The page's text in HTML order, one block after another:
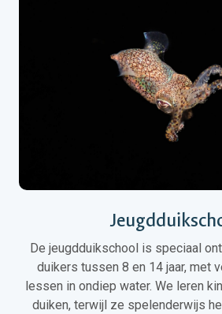
De jeugdduikschool is speciaal
duikers tussen 8 en 14 jaar, met
lessen in ondiep water. We leren
duiken, terwijl ze spelenderwijs